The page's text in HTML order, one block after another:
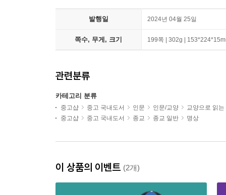
발행일 2024년 04월 25일
쪽수, 무게, 크기 199쪽 | 302g |
관련분류
카테고리 분류
중고샵 중고 국내도서 인문 인문/교양
교양으로 읽는
중고샵
중고 국내도서 종교 종교 일반 명상
이 상품의 이벤트 (2개)